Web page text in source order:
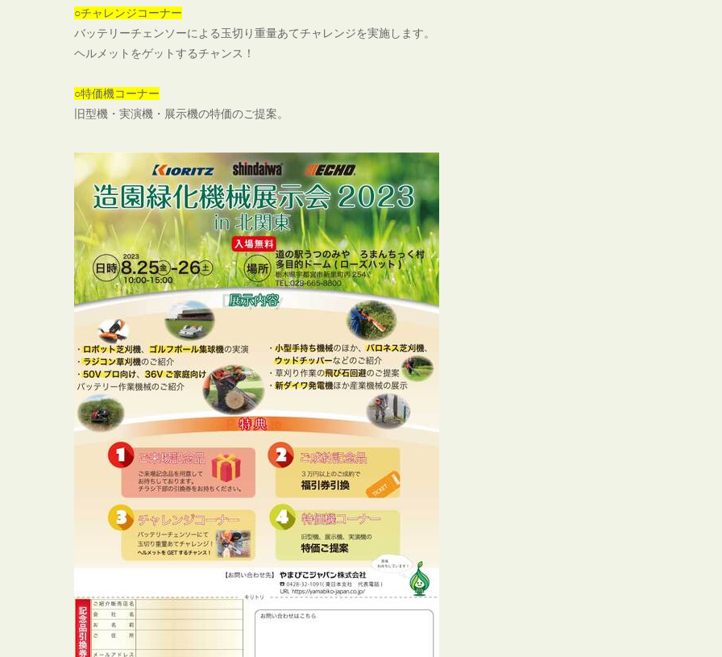
○チャレンジコーナー
バッテリーチェンソーによる玉切り重量あてチャレンジを実施します。
ヘルメットをゲットするチャンス！
○特価機コーナー
旧型機・実演機・展示機の特価のご提案。